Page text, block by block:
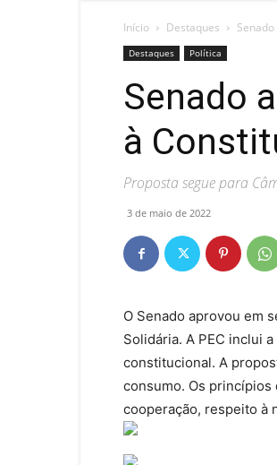
Início Destaques
Destaques Política
Senado
à
Proposta segue para
3 de maio de 2022
O Senado aprovou em
Solidária. A PEC inclui
constitucional. A
consumo. Os princípios
cooperação, respeito à